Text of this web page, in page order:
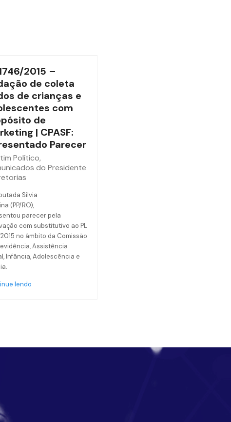
2015 –
de coleta
de crianças e
com
de
| CPASF:
Parecer
Político,
do Presidente
Silvia
(PP/RO),
parecer pela
com substitutivo ao PL
no âmbito da Comissão
Assistência
Infância, Adolescência e
lendo